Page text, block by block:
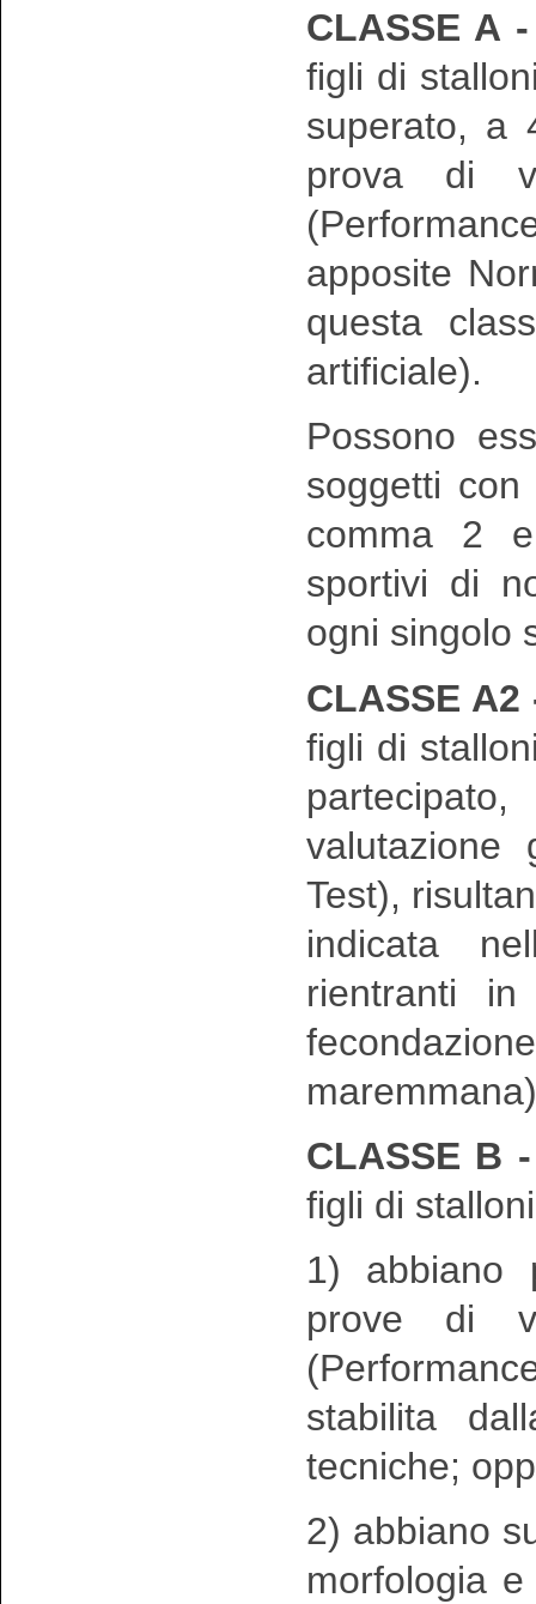
CLASSE A
figli di
superato, a
prova di
apposite
questa
artificiale).
Possono
soggetti
comma 2
sportivi di
ogni singolo
CLASSE
figli di
valutazione
Test),
indicata
rientranti
CLASSE B
figli di
1) abbiano
prove di
stabilita
tecniche;
2) abbiano
morfologia